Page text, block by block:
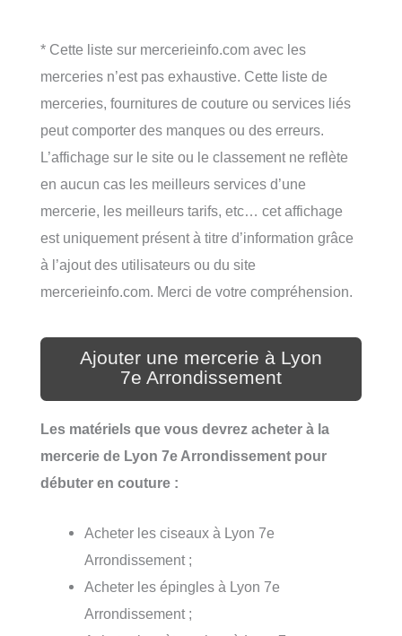
* Cette liste sur mercerieinfo.com avec les
merceries n’est pas exhaustive. Cette liste de
merceries, fournitures de couture ou services liés
peut comporter des manques ou des erreurs.
L’affichage sur le site ou le classement ne reflète
en aucun cas les meilleurs services d’une
mercerie, les meilleurs tarifs, etc… cet affichage
est uniquement présent à titre d’information grâce
à l’ajout des utilisateurs ou du site
mercerieinfo.com. Merci de votre compréhension.
Ajouter une mercerie à Lyon
7e Arrondissement
Les matériels que vous devrez acheter à la
mercerie de Lyon 7e Arrondissement pour
débuter en couture :
Acheter les ciseaux à Lyon 7e
Arrondissement ;
Acheter les épingles à Lyon 7e
Arrondissement ;